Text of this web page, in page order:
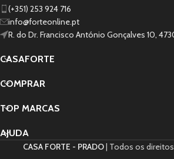
(+351) 253 924 716
info@forteonline.pt
R. do Dr. Francisco António Gonçalves 10,
CASAFORTE
COMPRAR
TOP MARCAS
AJUDA
CASA FORTE - PRADO| Todos os direitos